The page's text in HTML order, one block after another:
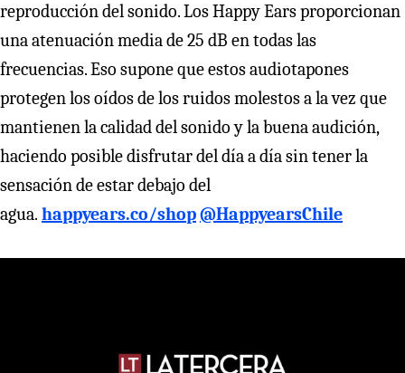
reproducción del sonido. Los Happy Ears proporcionan
una atenuación media de 25 dB en todas las
frecuencias. Eso supone que estos audiotapones
protegen los oídos de los ruidos molestos a la vez que
mantienen la calidad del sonido y la buena audición,
haciendo posible disfrutar del día a día sin tener la
sensación de estar debajo del
agua. happyears.co/shop@HappyearsChile